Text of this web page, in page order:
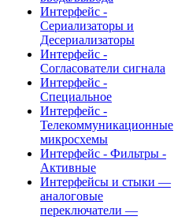
Интерфейс -
Сериализаторы и
Десериализаторы
Интерфейс -
Согласователи сигнала
Интерфейс -
Специальное
Интерфейс -
Телекоммуникационные
микросхемы
Интерфейс - Фильтры -
Активные
Интерфейсы и стыки —
аналоговые
переключатели —